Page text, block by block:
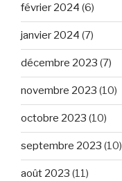
février 2024 (6)
janvier 2024 (7)
décembre 2023 (7)
novembre 2023 (10)
octobre 2023 (10)
septembre 2023 (10)
août 2023 (11)